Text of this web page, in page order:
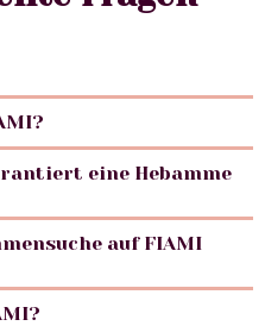
eine Hebamme
auf FIAMI